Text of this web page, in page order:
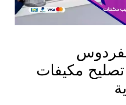
98548488 تصليح مكيفات